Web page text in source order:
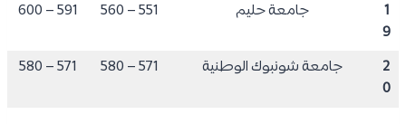
1
9
جامعة حليم 551 – 560
591 – 600
2
0
جامعة شونبوك الوطنية 571 – 580
571 – 580